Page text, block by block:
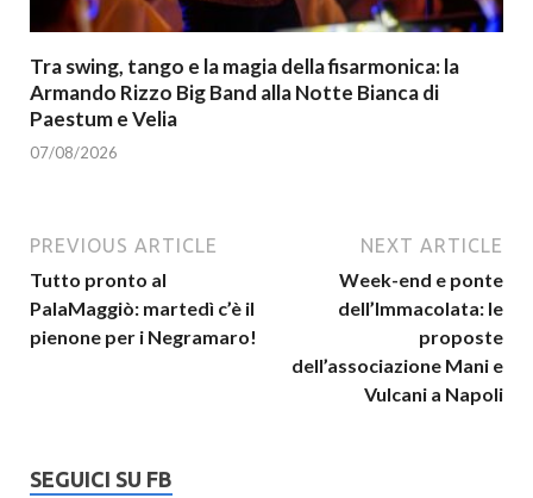
Tra swing, tango e la magia della fisarmonica: la
Armando Rizzo Big Band alla Notte Bianca di
Paestum e Velia
07/08/2026
PREVIOUS ARTICLE
Tutto pronto al
PalaMaggiò: martedì c’è il
pienone per i Negramaro!
NEXT ARTICLE
Week-end e ponte
dell’Immacolata: le
proposte
dell’associazione Mani e
Vulcani a Napoli
SEGUICI SU FB